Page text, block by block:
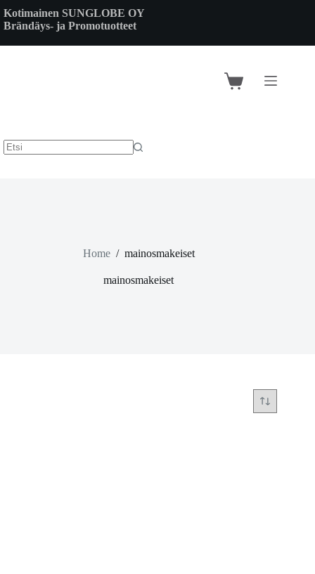
to
content
Kotimainen SUNGLOBE OY
Brändäys- ja Promotuotteet
Shopping
Home / mainosmakeiset
mainosmakeiset